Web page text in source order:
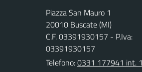
Piazza San Mauro 1
20010 Buscate (MI)
C.F. 03391930157 - P.Iva:
03391930157
Telefono:0331 177941 int. 1